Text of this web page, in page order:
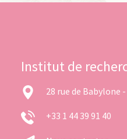
Institut de
28 rue de Babylone
+33 1 44 39 91 40